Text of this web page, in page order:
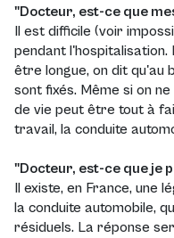
"Docteur, est-ce que
Il est difficile (voir
pendant
être longue, on dit qu'au
sont fixés. Même si on
de vie peut être tout à
travail, la conduite
"Docteur, est-ce que je
Il existe, en France, une
la conduite automobile,
résiduels. La réponse